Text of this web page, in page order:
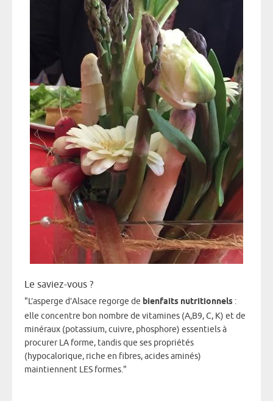
Le saviez-vous ?
"L’asperge d’Alsace regorge de bienfaits nutritionnels :
elle concentre bon nombre de vitamines (A,B9, C, K) et de
minéraux (potassium, cuivre, phosphore) essentiels à
procurer LA forme, tandis que ses propriétés
(hypocalorique, riche en fibres, acides aminés)
maintiennent LES formes."